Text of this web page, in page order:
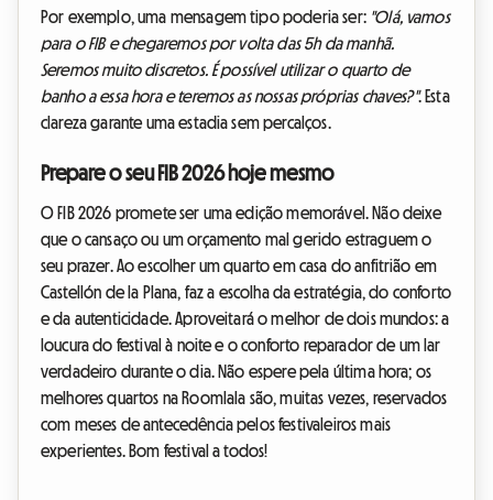
Por exemplo, uma mensagem tipo poderia ser: "Olá, vamos
para o FIB e chegaremos por volta das 5h da manhã.
Seremos muito discretos. É possível utilizar o quarto de
banho a essa hora e teremos as nossas próprias chaves?". Esta
clareza garante uma estadia sem percalços.
Prepare o seu FIB 2026 hoje mesmo
O FIB 2026 promete ser uma edição memorável. Não deixe
que o cansaço ou um orçamento mal gerido estraguem o
seu prazer. Ao escolher um quarto em casa do anfitrião em
Castellón de la Plana, faz a escolha da estratégia, do conforto
e da autenticidade. Aproveitará o melhor de dois mundos: a
loucura do festival à noite e o conforto reparador de um lar
verdadeiro durante o dia. Não espere pela última hora; os
melhores quartos na Roomlala são, muitas vezes, reservados
com meses de antecedência pelos festivaleiros mais
experientes. Bom festival a todos!